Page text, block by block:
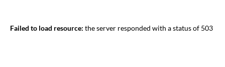
Failed to load resource: the server responded with a status of 503